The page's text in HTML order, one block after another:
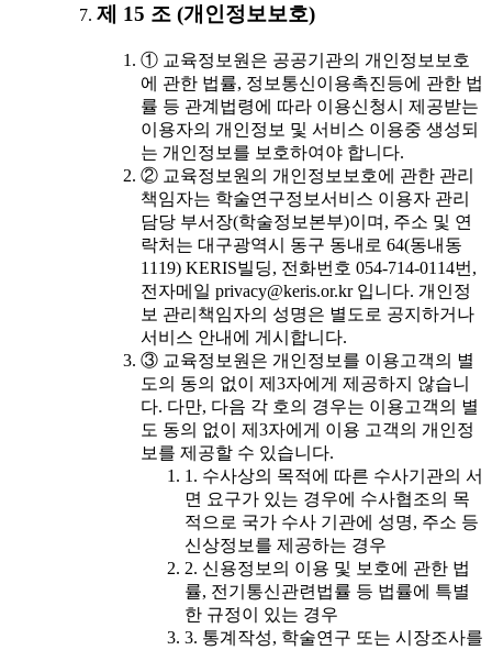
제 15 조 (개인정보보호)
① 교육정보원은 공공기관의 개인정보보호
에 관한 법률, 정보통신이용촉진등에 관한 법
률 등 관계법령에 따라 이용신청시 제공받는
이용자의 개인정보 및 서비스 이용중 생성되
는 개인정보를 보호하여야 합니다.
② 교육정보원의 개인정보보호에 관한 관리
책임자는 학술연구정보서비스 이용자 관리
담당 부서장(학술정보본부)이며, 주소 및 연
락처는 대구광역시 동구 동내로 64(동내동
1119) KERIS빌딩, 전화번호 054-714-0114번,
전자메일 privacy@keris.or.kr 입니다. 개인정
보 관리책임자의 성명은 별도로 공지하거나
서비스 안내에 게시합니다.
③ 교육정보원은 개인정보를 이용고객의 별
도의 동의 없이 제3자에게 제공하지 않습니
다. 다만, 다음 각 호의 경우는 이용고객의 별
도 동의 없이 제3자에게 이용 고객의 개인정
보를 제공할 수 있습니다.
1. 수사상의 목적에 따른 수사기관의 서
면 요구가 있는 경우에 수사협조의 목
적으로 국가 수사 기관에 성명, 주소 등
신상정보를 제공하는 경우
2. 신용정보의 이용 및 보호에 관한 법
률, 전기통신관련법률 등 법률에 특별
한 규정이 있는 경우
3. 통계작성, 학술연구 또는 시장조사를